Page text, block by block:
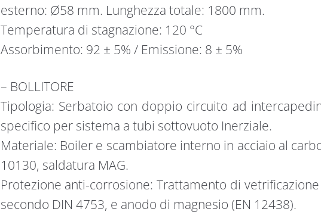
esterno: Ø58 mm. Lunghezza totale: 1800 mm.
Temperatura di stagnazione: 120 °C
Assorbimento: 92 ± 5% / Emissione: 8 ± 5%
– BOLLITORE
Tipologia: Serbatoio con doppio circuito ad
specifico per sistema a tubi sottovuoto Inerziale.
Materiale: Boiler e scambiatore interno in acciaio al
10130, saldatura MAG.
Protezione anti-corrosione: Trattamento di vetrificazione
secondo DIN 4753, e anodo di magnesio (EN 12438).